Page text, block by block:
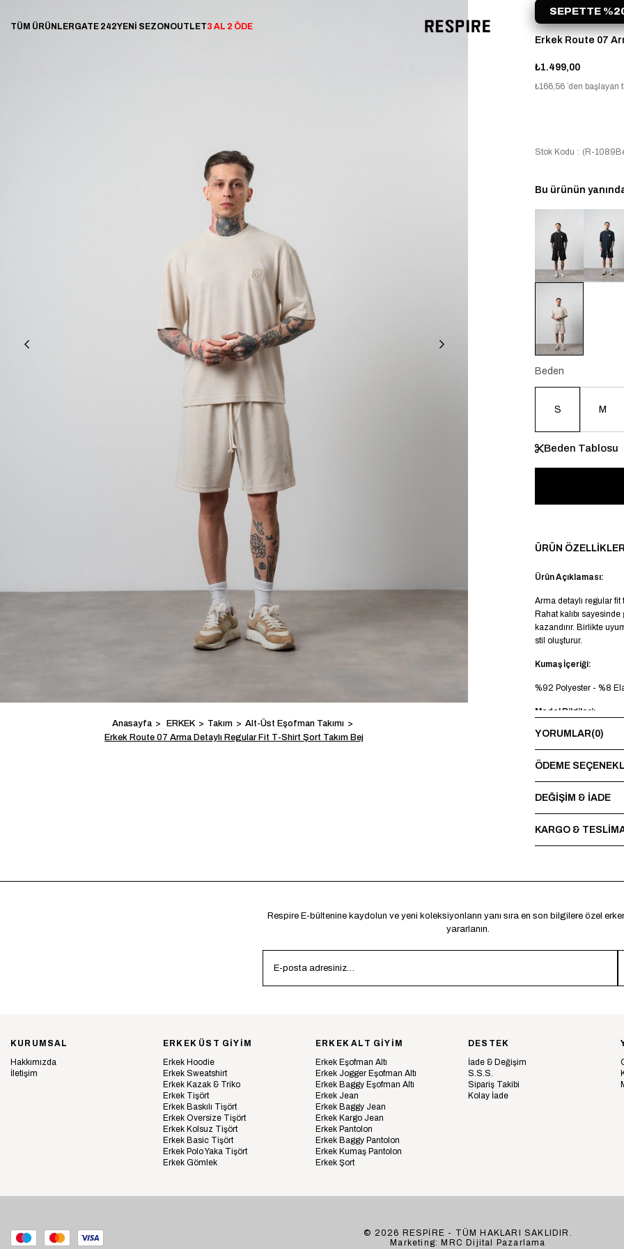
TÜM ÜRÜNLERGATE 242YENİ SEZONOUTLET3 AL 2 ÖDE
Anasayfa ERKEK Takım
Alt-Üst Eşofman Takımı
Erkek Route 07 Arma Detaylı Regular Fit T-Shirt Şort Takım Bej
Erkek Route 07
₺1.499,00
₺166,56 `den başlayan
SEPETTE
Stok Kodu (R-
Bu ürünün
Beden
S M
Beden Tablosu
ÜRÜN
Ürün Açıklaması:
Arma detaylı regular
Rahat kalıbı
kazandırır. Birlikte
stil oluşturur.
Kumaş İçeriği:
%92 Polyester - %8
Model Bilgileri:
Boy 185 cm - Kilo 73
Yıkama Talimatı:
Maksimum 30°C’de
sırasında baskı ve
YORUMLAR(0)
ÖDEME
DEĞİŞİM & İADE
KARGO &
Respire E-bültenine kaydolun ve yeni koleksiyonların yanı sıra en son bilgilere özel
yararlanın.
KURUMSAL
Hakkımızda
İletişim
ERKEK ÜST GİYİM
Erkek Hoodie
Erkek Sweatshirt
Erkek Kazak & Triko
Erkek Tişört
Erkek Baskılı Tişört
Erkek Oversize Tişört
Erkek Kolsuz Tişört
Erkek Basic Tişört
Erkek Polo Yaka Tişört
Erkek Gömlek
ERKEK ALT GİYİM
Erkek Eşofman Altı
Erkek Jogger Eşofman Altı
Erkek Baggy Eşofman Altı
Erkek Jean
Erkek Baggy Jean
Erkek Kargo Jean
Erkek Pantolon
Erkek Baggy Pantolon
Erkek Kumaş Pantolon
Erkek Şort
DESTEK
İade & Değişim
S.S.S.
Sipariş Takibi
Kolay İade
© 2026 RESPİRE - TÜM HAKLARI SAKLIDIR.
Marketing: MRC Dijital Pazarlama